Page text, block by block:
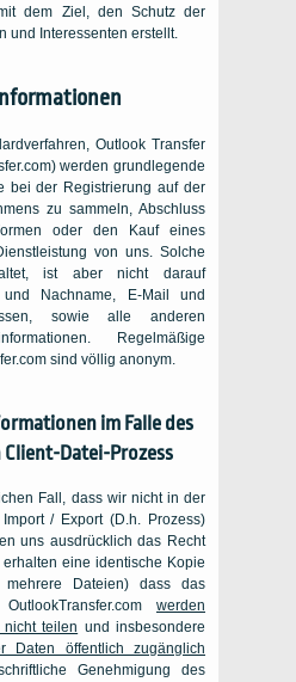
dem Ziel, den Schutz der
und Interessenten erstellt.
Outlook Transfer
werden grundlegende
bei der Registrierung auf der
zu sammeln, Abschluss
oder den Kauf eines
von uns. Solche
ist aber nicht darauf
Nachname, E-Mail und
sowie alle anderen
Regelmäßige
sind völlig anonym.
im Falle des
Datei-Prozess
Fall, dass wir nicht in der
/ Export (D.h. Prozess)
uns ausdrücklich das Recht
eine identische Kopie
Dateien) dass das
werden
teilen und insbesondere
Daten öffentlich zugänglich
Genehmigung des